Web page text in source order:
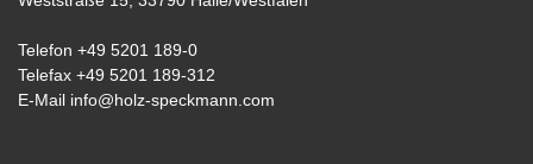
Telefon +49 5201 189-0
Telefax +49 5201 189-312
E-Mail info@holz-speckmann.com